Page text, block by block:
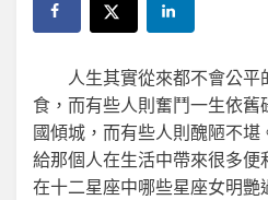
人生其實從來都不會公平
食，而有些人則奮鬥一生依
國傾城，而有些人則醜陋不
給那個人在生活中帶來很多便
在十二星座中哪些星座女明艷